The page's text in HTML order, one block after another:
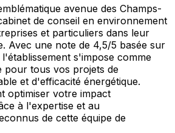
avenue des Champs-
de conseil en environnement
et particuliers dans leur
Avec une note de 4,5/5 basée sur
s'impose comme
pour tous vos projets de
et d'efficacité énergétique.
optimiser votre impact
à l'expertise et au
de cette équipe de